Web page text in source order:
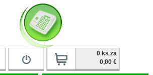
0 ks za
0,00 €